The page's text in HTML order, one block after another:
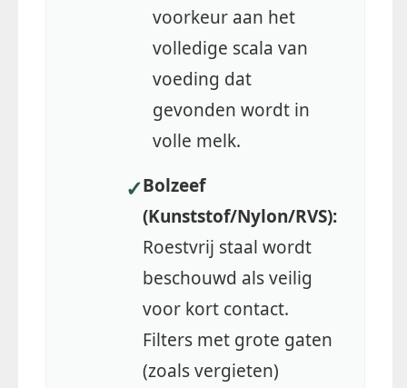
voorkeur aan het
volledige scala van
voeding dat
gevonden wordt in
volle melk.
✓Bolzeef
(Kunststof/Nylon/RVS):
Roestvrij staal wordt
beschouwd als veilig
voor kort contact.
Filters met grote gaten
(zoals vergieten)